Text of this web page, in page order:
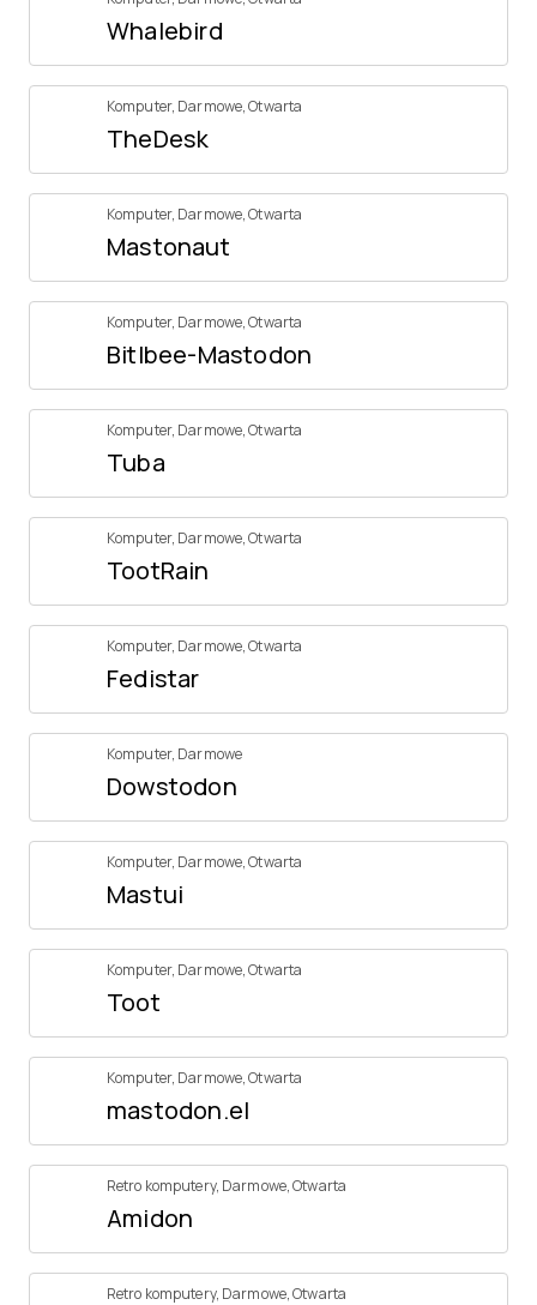
Whalebird
Komputer, Darmowe,Otwarta
TheDesk
Komputer, Darmowe,Otwarta
Mastonaut
Komputer, Darmowe,Otwarta
Bitlbee-Mastodon
Komputer, Darmowe,Otwarta
Tuba
Komputer, Darmowe,Otwarta
TootRain
Komputer, Darmowe,Otwarta
Fedistar
Komputer, Darmowe
Dowstodon
Komputer, Darmowe,Otwarta
Mastui
Komputer, Darmowe,Otwarta
Toot
Komputer, Darmowe,Otwarta
mastodon.el
Retro komputery, Darmowe,Otwarta
Amidon
Retro komputery, Darmowe,Otwarta